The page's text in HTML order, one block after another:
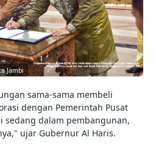
Jambi
sama-sama membeli
dengan Pemerintah Pusat
dalam pembangunan,
ujar Gubernur Al Haris.